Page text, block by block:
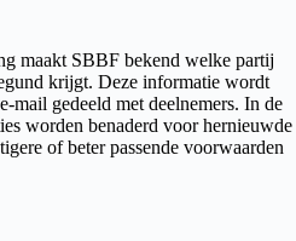
maakt SBBF bekend welke partij
krijgt. Deze informatie wordt
mail gedeeld met deelnemers. In de
worden benaderd voor hernieuwde
of beter passende voorwaarden